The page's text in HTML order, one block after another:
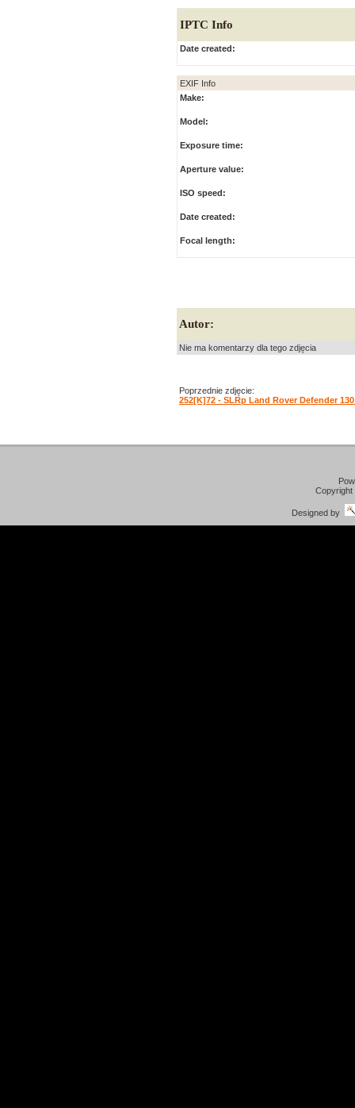
IPTC Info
Date created:
EXIF Info
Make:
Model:
Exposure time:
Aperture value:
ISO speed:
Date created:
Focal length:
Autor:
Nie ma komentarzy dla tego zdjęcia
Poprzednie zdjęcie:
252[K]72 - SLRp Land Rover Defender
Designed by